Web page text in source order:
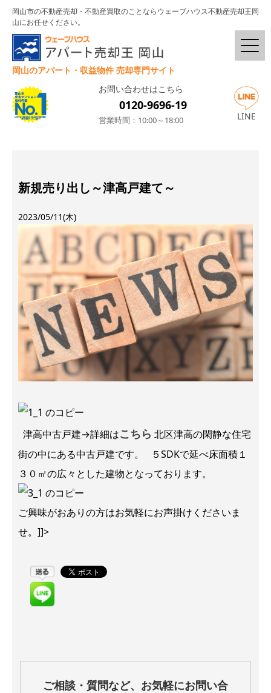
岡山市の不動産売却・不動産買取のことならウェーブハウス不動産売却王岡
山にお任せください。
岡山のアパート・収益物件 売却専門サイト
お問い合わせはこちら
0120-9696-19
営業時間：10:00～18:00 LINE
新規売り出し～津高戸建て～
2023/05/11(木)
津高中古戸建→詳細はこちら 北区津高の閑静な住宅
街の中にある中古戸建です。 ５SDKで延べ床面積１
３０㎡の広々とした建物となっております。
ご興味がおありの方はお気軽にお声掛けくださいま
せ。]]>
ご相談・質問など、お気軽にお問い合